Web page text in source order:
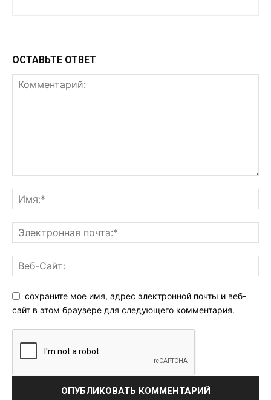
ОСТАВЬТЕ ОТВЕТ
сохраните мое имя, адрес электронной почты и веб-
сайт в этом браузере для следующего комментария.